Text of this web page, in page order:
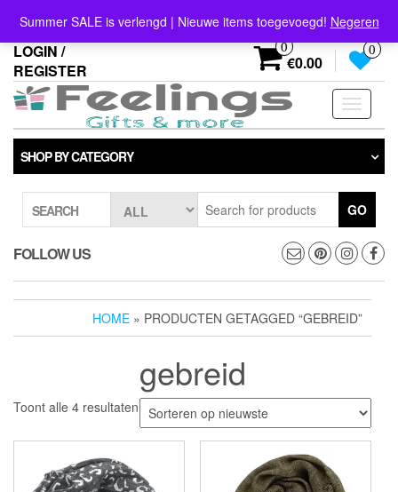
the
content
Summer SALE is verlengd | Nieuwe items toegevoegd! Negeren
info@feelings-giftshop.nl
LOGIN /
REGISTER
0
€0.00
0
Toggle
SHOP BY CATEGORY
SEARCH GO
FOLLOW US
HOME » PRODUCTEN GETAGGED “GEBREID”
gebreid
Toont alle 4 resultaten Gesorteerd
op
nieuwste